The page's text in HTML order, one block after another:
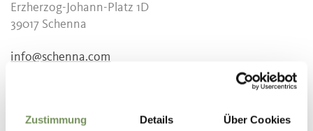
Zustimmung Details Über Cookies
Erzherzog-Johann-Platz 1D
39017 Schenna
info@schenna.com
info@schenna.com